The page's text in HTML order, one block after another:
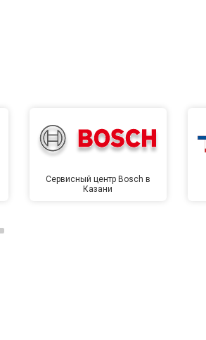
Сервисный центр Bosch в
Казани